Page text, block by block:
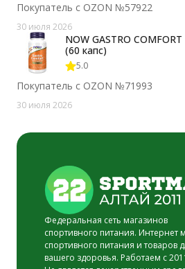
Покупатель с OZON №57922
30 июля 2026
NOW GASTRO COMFORT
(60 капс)
5.0
Покупатель с OZON №71993
30 июля 2026
Федеральная сеть магазинов
спортивного питания. Интернет
спортивного питания и товаров
вашего здоровья. Работаем с